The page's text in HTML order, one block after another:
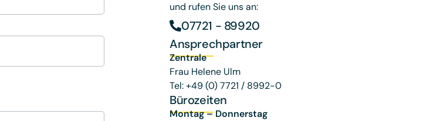
und rufen Sie uns an:
07721 - 89920
Ansprechpartner
Zentrale
Frau Helene Ulm
Tel: +49 (0) 7721 / 8992-0
Bürozeiten
Montag – Donnerstag